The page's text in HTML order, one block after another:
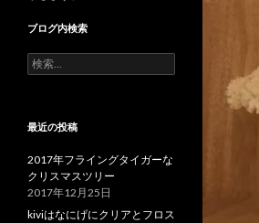
ブログ内検索
検
索:
最近の投稿
2017年フライングタイガーな
クリスマスツリー
2017年12月25日
kiviはなにげにクリアとフロス